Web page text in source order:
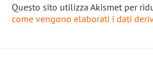
Questo sito utilizza Akismet per
come vengono elaborati i dati